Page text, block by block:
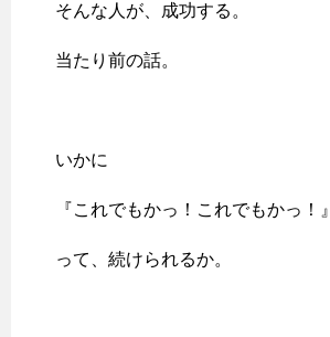
そんな人が、成功する。
当たり前の話。
いかに
『これでもかっ！これでもかっ！』
って、続けられるか。